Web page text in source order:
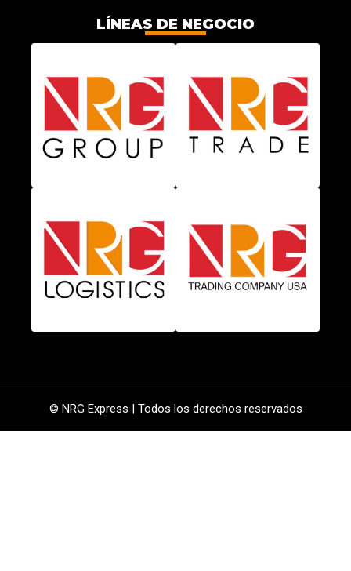
LÍNEAS DE NEGOCIO
© NRG Express | Todos los derechos reservados